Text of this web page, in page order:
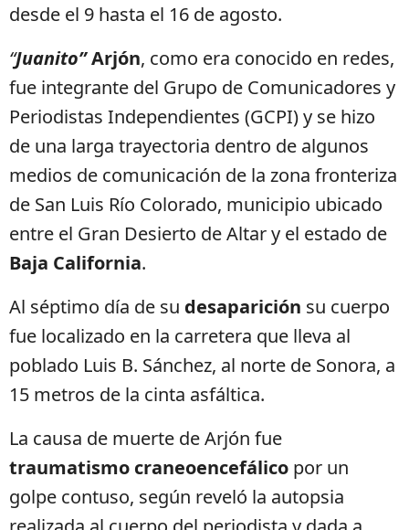
desde el 9 hasta el 16 de agosto.
“Juanito”Arjón, como era conocido en redes,
fue integrante del Grupo de Comunicadores y
Periodistas Independientes (GCPI) y se hizo
de una larga trayectoria dentro de algunos
medios de comunicación de la zona fronteriza
de San Luis Río Colorado, municipio ubicado
entre el Gran Desierto de Altar y el estado de
Baja California.
Al séptimo día de su desaparición su cuerpo
fue localizado en la carretera que lleva al
poblado Luis B. Sánchez, al norte de Sonora, a
15 metros de la cinta asfáltica.
La causa de muerte de Arjón fue
traumatismo craneoencefálico por un
golpe contuso, según reveló la autopsia